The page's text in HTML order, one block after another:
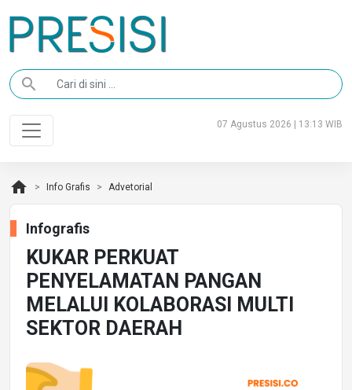
search
07 Agustus 2026 | 13:13 WIB
home Info Grafis Advetorial
Infografis
KUKAR PERKUAT
PENYELAMATAN PANGAN
MELALUI KOLABORASI MULTI
SEKTOR DAERAH